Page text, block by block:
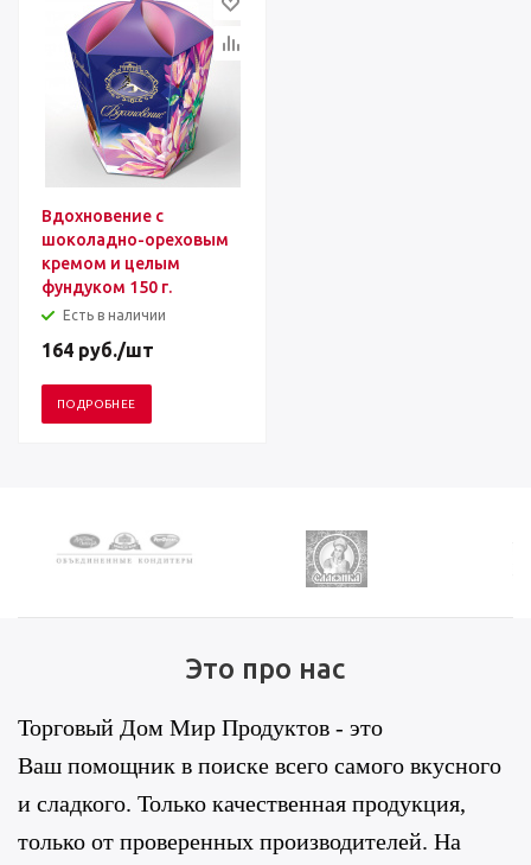
Вдохновение с
шоколадно-ореховым
кремом и целым
фундуком 150 г.
Есть в наличии
164 руб./шт
ПОДРОБНЕЕ
Это про нас
Торговый Дом Мир Продуктов - это
Ваш помощник в поиске всего самого вкусного
и сладкого. Только качественная продукция,
только от проверенных производителей. На